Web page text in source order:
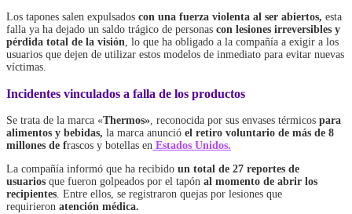
Los tapones salen expulsados con una fuerza violenta al ser abiertos, esta
falla ya ha dejado un saldo trágico de personas con lesiones irreversibles y
pérdida total de la visión , lo que ha obligado a la compañía a exigir a los
usuarios que dejen de utilizar estos modelos de inmediato para evitar nuevas
víctimas.
Incidentes vinculados a falla de los productos
Se trata de la marca «Thermos», reconocida por sus envases térmicos para
alimentos y bebidas, la marca anunció el retiro voluntario de más de 8
millones de frascos y botellas en Estados Unidos.
La compañía informó que ha recibido un total de 27 reportes de
usuarios que fueron golpeados por el tapón al momento de abrir los
recipientes. Entre ellos, se registraron quejas por lesiones que
requirieron atención médica.